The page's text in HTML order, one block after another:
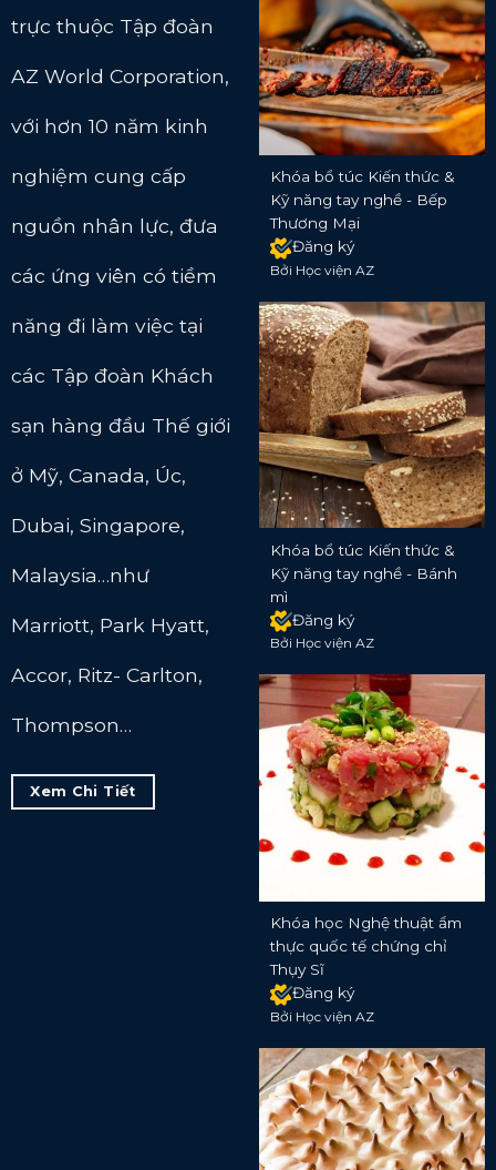
trực thuộc Tập đoàn
AZ World Corporation,
với hơn 10 năm kinh
nghiệm cung cấp
nguồn nhân lực, đưa
các ứng viên có tiềm
năng đi làm việc tại
các Tập đoàn Khách
sạn hàng đầu Thế giới
ở Mỹ, Canada, Úc,
Dubai, Singapore,
Malaysia…như
Marriott, Park Hyatt,
Accor, Ritz- Carlton,
Thompson…
Xem Chi Tiết
Khóa bổ túc Kiến thức &
Kỹ năng tay nghề - Bếp
Thương Mại
Đăng ký
Bởi Học viện AZ
Khóa bổ túc Kiến thức &
Kỹ năng tay nghề - Bánh
mì
Đăng ký
Bởi Học viện AZ
Khóa học Nghệ thuật ẩm
thực quốc tế chứng chỉ
Thụy Sĩ
Đăng ký
Bởi Học viện AZ